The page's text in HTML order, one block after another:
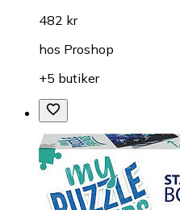
482 kr
hos Proshop
+5 butiker